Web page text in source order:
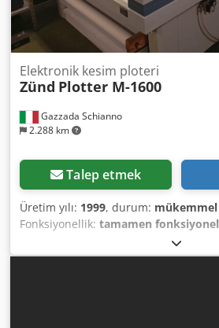
Gazzada Schianno
2.288 km
Elektronik kesim ploteri
Zünd Plotter M-1600
Talep etmek
Üretim yılı: 1999, durum: mükemmel
Fonksiyonellik: tamamen fonksiyonel
, Çizim ve kesim
tasarımı projelerinin oluşturulması
yazılımı (ARTIOSCAD) ile birlikte